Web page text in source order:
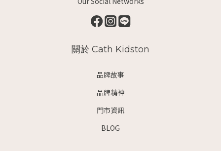
關於 Cath Kidston
品牌故事
品牌精神
門市資訊
BLOG